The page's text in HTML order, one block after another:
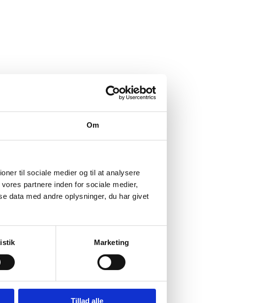
Om
til sociale medier og til at analysere
partnere inden for sociale medier,
data med andre oplysninger, du har givet
Marketing
Tillad alle